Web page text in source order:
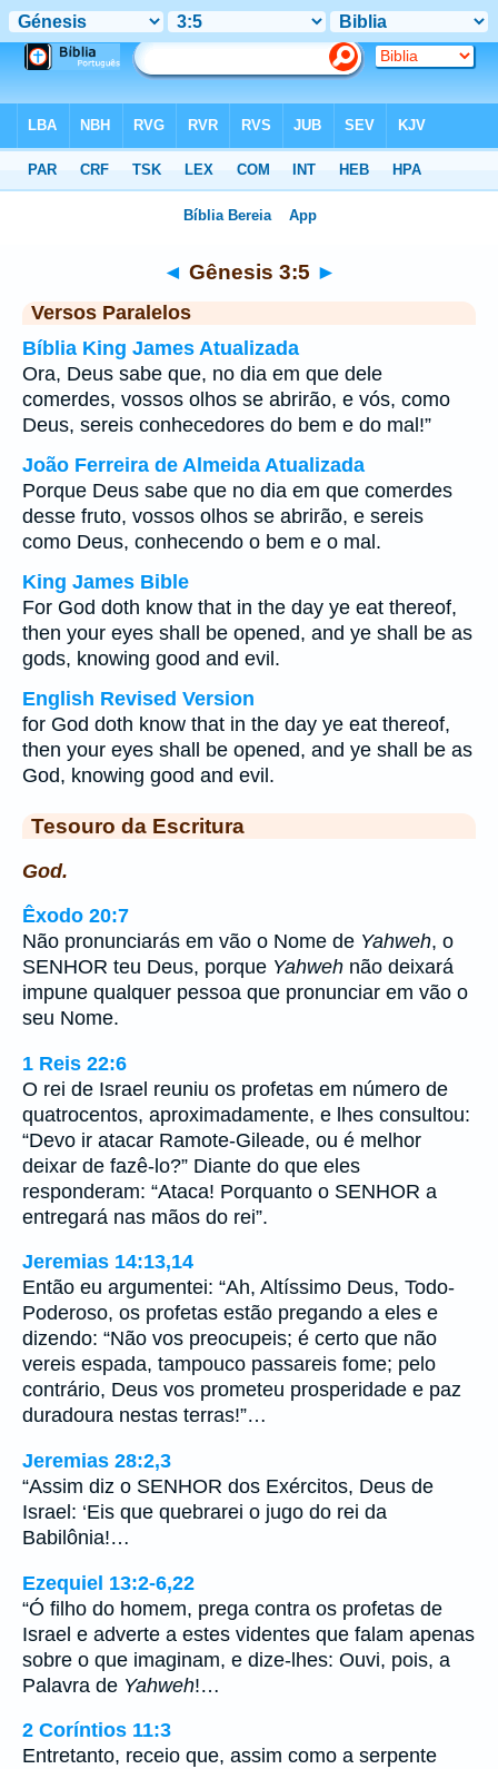
◄ Gênesis 3:5 ►
Versos Paralelos
Bíblia King James Atualizada
Ora, Deus sabe que, no dia em que dele
comerdes, vossos olhos se abrirão, e vós, como
Deus, sereis conhecedores do bem e do mal!”
João Ferreira de Almeida Atualizada
Porque Deus sabe que no dia em que comerdes
desse fruto, vossos olhos se abrirão, e sereis
como Deus, conhecendo o bem e o mal.
King James Bible
For God doth know that in the day ye eat thereof,
then your eyes shall be opened, and ye shall be as
gods, knowing good and evil.
English Revised Version
for God doth know that in the day ye eat thereof,
then your eyes shall be opened, and ye shall be as
God, knowing good and evil.
Tesouro da Escritura
God.
Êxodo 20:7
Não pronunciarás em vão o Nome de Yahweh, o
SENHOR teu Deus, porque Yahweh não deixará
impune qualquer pessoa que pronunciar em vão o
seu Nome.
1 Reis 22:6
O rei de Israel reuniu os profetas em número de
quatrocentos, aproximadamente, e lhes consultou:
“Devo ir atacar Ramote-Gileade, ou é melhor
deixar de fazê-lo?” Diante do que eles
responderam: “Ataca! Porquanto o SENHOR a
entregará nas mãos do rei”.
Jeremias 14:13,14
Então eu argumentei: “Ah, Altíssimo Deus, Todo-
Poderoso, os profetas estão pregando a eles e
dizendo: “Não vos preocupeis; é certo que não
vereis espada, tampouco passareis fome; pelo
contrário, Deus vos prometeu prosperidade e paz
duradoura nestas terras!”…
Jeremias 28:2,3
“Assim diz o SENHOR dos Exércitos, Deus de
Israel: ‘Eis que quebrarei o jugo do rei da
Babilônia!…
Ezequiel 13:2-6,22
“Ó filho do homem, prega contra os profetas de
Israel e adverte a estes videntes que falam apenas
sobre o que imaginam, e dize-lhes: Ouvi, pois, a
Palavra de Yahweh!…
2 Coríntios 11:3
Entretanto, receio que, assim como a serpente